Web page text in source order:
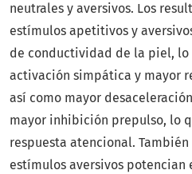
neutrales y aversivos. Los
estímulos apetitivos y
de conductividad de la piel,
activación simpática y mayor
así como mayor
mayor inhibición prepulso, lo
respuesta atencional.
estímulos aversivos potencian